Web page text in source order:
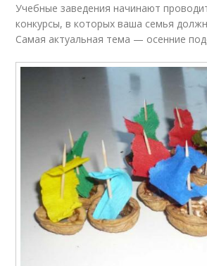
Учебные заведения начинают
конкурсы, в которых ваша семья
Самая актуальная тема — осенние